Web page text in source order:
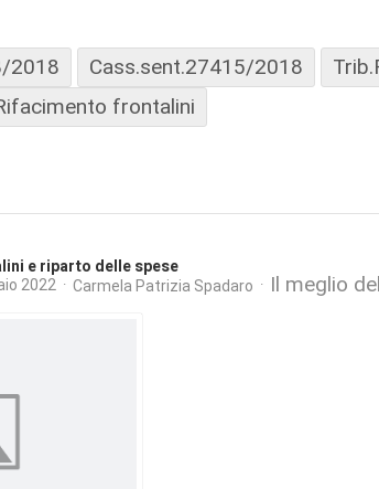
2018 Cass.sent.27415/2018
frontalini
e riparto delle spese
2022 Carmela Patrizia Spadaro Il meglio